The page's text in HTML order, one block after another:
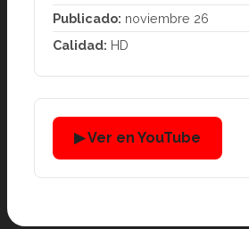
Publicado: noviembre 26
Calidad: HD
▶ Ver en YouTube